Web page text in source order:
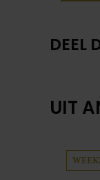
DEEL
UIT